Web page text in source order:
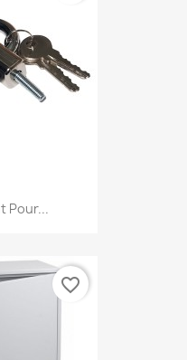
Pour...
favorite_border